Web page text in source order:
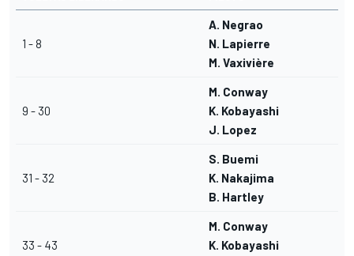
1 - 8
A. Negrao
N. Lapierre
M. Vaxivière
9 - 30
M. Conway
K. Kobayashi
J. Lopez
31 - 32
S. Buemi
K. Nakajima
B. Hartley
33 - 43
M. Conway
K. Kobayashi